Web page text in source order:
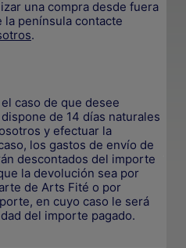
una compra desde fuera
la península contacte
.
el caso de que desee
de 14 días naturales
y efectuar la
los gastos de envío de
descontados del importe
la devolución sea por
de Arts Fité o por
en cuyo caso le será
del importe pagado.